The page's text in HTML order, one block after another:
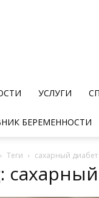
УСЛУГИ
БЕРЕМЕННОСТИ
Теги сахарный диабет